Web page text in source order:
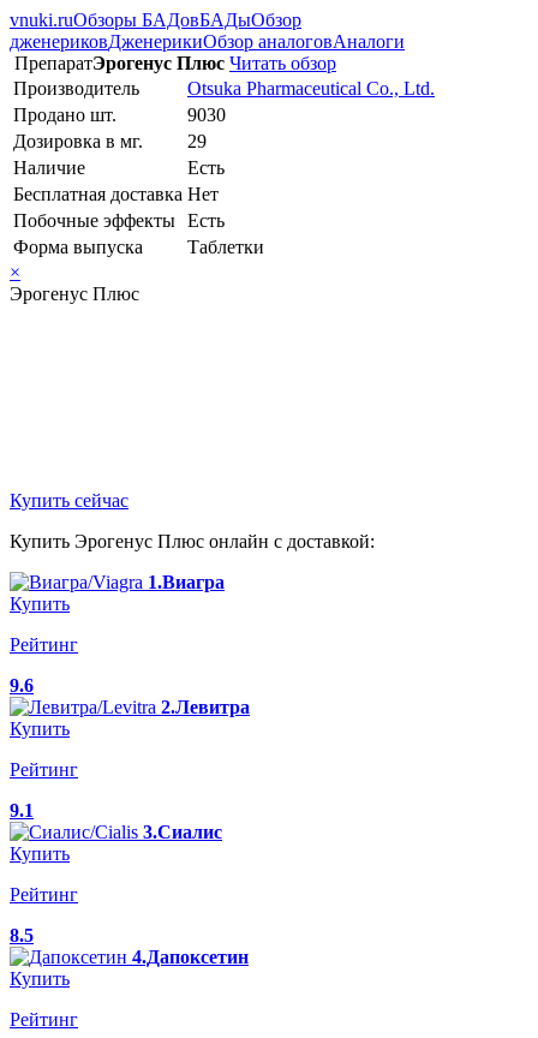
vnuki.ruОбзоры БАДовБАДыОбзор
дженериковДженерикиОбзор аналоговАналоги
ПрепаратЭрогенус Плюс Читать обзор
Производитель
Otsuka Pharmaceutical Co., Ltd.
Продано шт.
9030
Дозировка в мг.
29
Наличие
Есть
Бесплатная доставка Нет
Побочные эффекты Есть
Форма выпуска
Таблетки
×
Эрогенус Плюс
Купить сейчас
Купить Эрогенус Плюс онлайн с доставкой:
1.Виагра
Купить
Рейтинг
9.6
2.Левитра
Купить
Рейтинг
9.1
3.Сиалис
Купить
Рейтинг
8.5
4.Дапоксетин
Купить
Рейтинг